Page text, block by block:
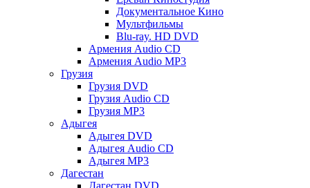
Документальное Кино
Мультфильмы
Blu-ray. HD DVD
Армения Audio CD
Армения Audio MP3
Грузия
Грузия DVD
Грузия Audio CD
Грузия MP3
Адыгея
Адыгея DVD
Адыгея Audio CD
Адыгея MP3
Дагестан
Дагестан DVD